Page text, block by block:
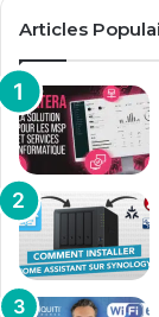
Articles